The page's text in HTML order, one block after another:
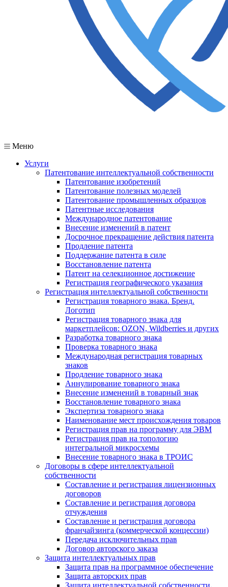
Меню
Услуги
Патентование интеллектуальной собственности
Патентование изобретений
Патентование полезных моделей
Патентование промышленных образцов
Патентные исследования
Международное патентование
Внесение изменений в патент
Досрочное прекращение действия патента
Продление патента
Поддержание патента в силе
Восстановление патента
Патент на селекционное достижение
Регистрация географического указания
Регистрация интеллектуальной собственности
Регистрация товарного знака. Бренд.
Логотип
Регистрация товарного знака для
маркетплейсов: OZON, Wildberries и других
Разработка товарного знака
Проверка товарного знака
Международная регистрация товарных
знаков
Продление товарного знака
Аннулирование товарного знака
Внесение изменений в товарный знак
Восстановление товарного знака
Экспертиза товарного знака
Наименование мест происхождения товаров
Регистрация прав на программу для ЭВМ
Регистрация прав на топологию
интегральной микросхемы
Внесение товарного знака в ТРОИС
Договоры в сфере интеллектуальной
собственности
Составление и регистрация лицензионных
договоров
Составление и регистрация договора
отчуждения
Составление и регистрация договора
франчайзинга (коммерческой концессии)
Передача исключительных прав
Договор авторского заказа
Защита интеллектуальных прав
Защита прав на программное обеспечение
Защита авторских прав
Защита интеллектуальной собственности.